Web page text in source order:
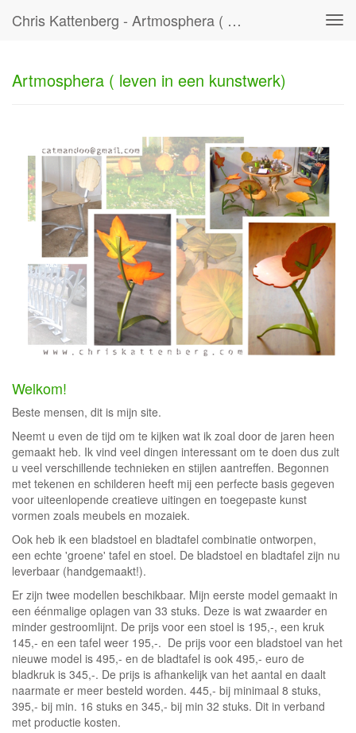
Chris Kattenberg - Artmosphera ( Leven In Een Kunstwerk)
Artmosphera ( leven in een kunstwerk)
Welkom!
Beste mensen, dit is mijn site.
Neemt u even de tijd om te kijken wat ik zoal door de jaren heen
gemaakt heb. Ik vind veel dingen interessant om te doen dus zult
u veel verschillende technieken en stijlen aantreffen. Begonnen
met tekenen en schilderen heeft mij een perfecte basis gegeven
voor uiteenlopende creatieve uitingen en toegepaste kunst
vormen zoals meubels en mozaiek.
Ook heb ik een bladstoel en bladtafel combinatie ontworpen,
een echte 'groene' tafel en stoel. De bladstoel en bladtafel zijn nu
leverbaar (handgemaakt!).
Er zijn twee modellen beschikbaar. Mijn eerste model gemaakt in
een éénmalige oplagen van 33 stuks. Deze is wat zwaarder en
minder gestroomlijnt. De prijs voor een stoel is 195,-, een kruk
145,- en een tafel weer 195,-. De prijs voor een bladstoel van het
nieuwe model is 495,- en de bladtafel is ook 495,- euro de
bladkruk is 345,-. De prijs is afhankelijk van het aantal en daalt
naarmate er meer besteld worden. 445,- bij minimaal 8 stuks,
395,- bij min. 16 stuks en 345,- bij min 32 stuks. Dit in verband
met productie kosten.